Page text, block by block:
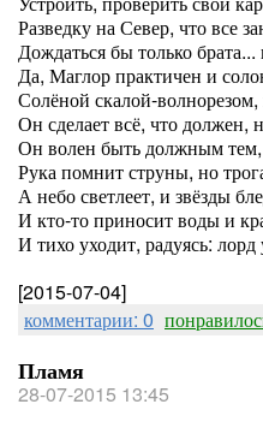
Разведку на Север, что все
Дождаться бы только
Да, Маглор практичен и
Солёной скалой-
Он сделает всё, что должен,
Он волен быть должным
Рука помнит струны, но
А небо светлеет, и звёзды
И кто-то приносит воды и
И тихо уходит, радуясь: лорд
[2015-07-04]
комментарии: 0
Пламя
28-07-2015 13:45